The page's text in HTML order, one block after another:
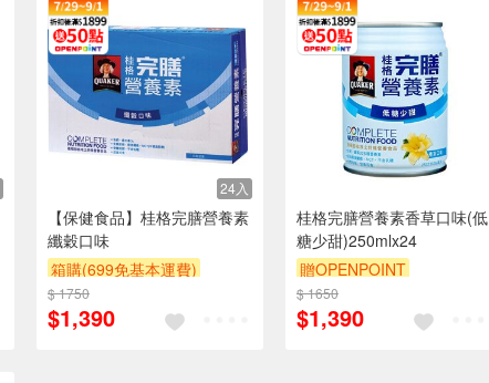
24入
【保健食品】桂格完膳營養素
纖穀口味
箱購(699免基本運費)
贈OPENPOINT
贈OPENPOINT
贈$200
$ 1750
$1,390
桂格完膳營養素香草口味(低
糖少甜)250mlx24
贈OPENPOINT
贈OPENPOINT
$ 1650
$1,390